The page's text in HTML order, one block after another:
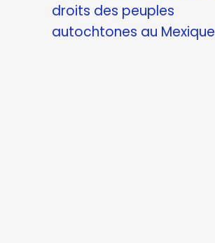
droits des peuples
autochtones au Mexique